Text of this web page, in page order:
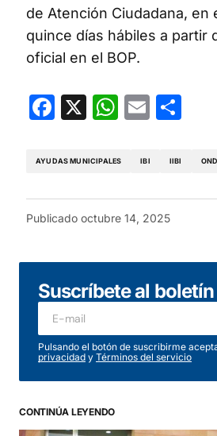
de Atención Ciudadana, en
quince días hábiles a partir
oficial en el BOP.
Facebook
X Email
AYUDAS MUNICIPALES IBI IIBI
Publicado octubre 14, 2025
Suscríbete al
Pulsando el botón de suscribirme
privacidad y Términos del servicio
CONTINÚA LEYENDO